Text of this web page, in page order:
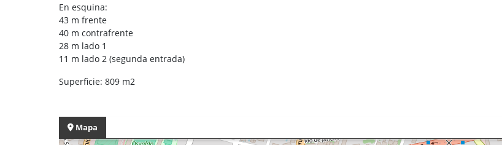
En esquina:
43 m frente
40 m contrafrente
28 m lado 1
11 m lado 2 (segunda entrada)
Superficie: 809 m2
Mapa